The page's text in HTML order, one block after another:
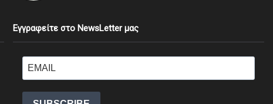
Εγγραφείτε στο NewsLetter μας